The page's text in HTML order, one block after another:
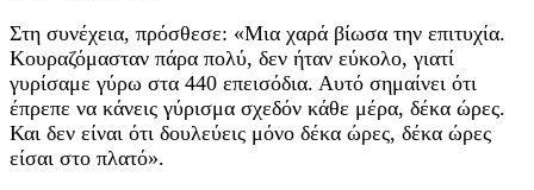
Στη συνέχεια, πρόσθεσε: «Μια χαρά βίωσα την επιτυχία.
Κουραζόμασταν πάρα πολύ, δεν ήταν εύκολο, γιατί
γυρίσαμε γύρω στα 440 επεισόδια. Αυτό σημαίνει ότι
έπρεπε να κάνεις γύρισμα σχεδόν κάθε μέρα, δέκα ώρες.
Και δεν είναι ότι δουλεύεις μόνο δέκα ώρες, δέκα ώρες
είσαι στο πλατό».